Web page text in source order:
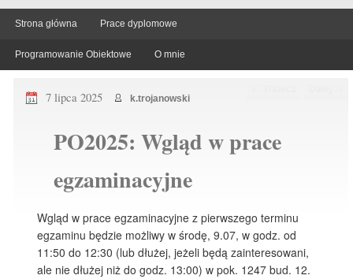
Strona główna Prace dyplomowe
Programowanie Obiektowe O mnie
PO2025: Wgląd w prace
egzaminacyjne
7 lipca 2025 k.trojanowski
Wgląd w prace egzaminacyjne z pierwszego terminu
egzaminu będzie możliwy w środę, 9.07, w godz. od
11:50 do 12:30 (lub dłużej, jeżeli będą zainteresowani,
ale nie dłużej niż do godz. 13:00) w pok. 1247 bud. 12.